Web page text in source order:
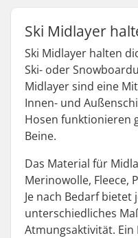
Ski Midlayer
Ski Midlayer halten
Ski- oder
Midlayer sind eine
Innen- und
Hosen funktionieren
Beine.
Das Material für
Merinowolle, Fleece,
Je nach Bedarf bietet
unterschiedliches
Atmungsaktivität.